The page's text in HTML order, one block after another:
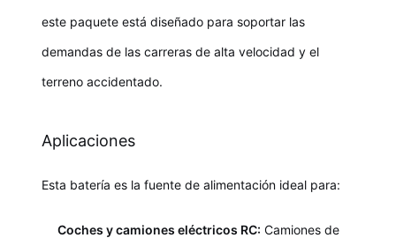
este paquete está diseñado para soportar las
demandas de las carreras de alta velocidad y el
terreno accidentado.
Aplicaciones
Esta batería es la fuente de alimentación ideal para:
Coches y camiones eléctricos RC: Camiones de